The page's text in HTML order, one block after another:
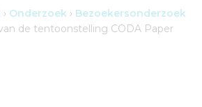
› Onderzoek › Bezoekersonderzoek
de tentoonstelling CODA Paper